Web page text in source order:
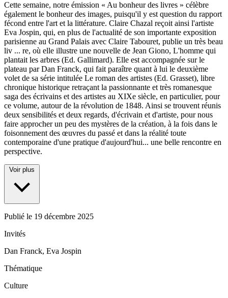
Cette semaine, notre émission « Au bonheur des livres » célèbre
également le bonheur des images, puisqu'il y est question du rapport
fécond entre l'art et la littérature. Claire Chazal reçoit ainsi l'artiste
Eva Jospin, qui, en plus de l'actualité de son importante exposition
parisienne au Grand Palais avec Claire Tabouret, publie un très beau
liv ... re, où elle illustre une nouvelle de Jean Giono, L'homme qui
plantait les arbres (Ed. Gallimard). Elle est accompagnée sur le
plateau par Dan Franck, qui fait paraître quant à lui le deuxième
volet de sa série intitulée Le roman des artistes (Ed. Grasset), libre
chronique historique retraçant la passionnante et très romanesque
saga des écrivains et des artistes au XIXe siècle, en particulier, pour
ce volume, autour de la révolution de 1848. Ainsi se trouvent réunis
deux sensibilités et deux regards, d'écrivain et d'artiste, pour nous
faire approcher un peu des mystères de la création, à la fois dans le
foisonnement des œuvres du passé et dans la réalité toute
contemporaine d'une pratique d'aujourd'hui... une belle rencontre en
perspective.
Voir plus
Publié le 19 décembre 2025
Invités
Dan Franck, Eva Jospin
Thématique
Culture